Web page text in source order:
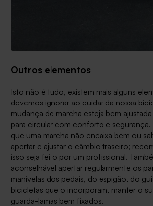
Outros elementos
Isto não é tudo, existem mais alguns
devemos ignorar ao cuidar da nossa
mudança de marcha esteja bem
para circular com conforto e segurança.
que uma marcha não encaixa bem ou
apertar e ajustar o câmbio traseiro;
isso seja feito por um profissional.
aconselhável apertar regularmente os
manivelas dos pedais, do espigão, do
bicicletas que o incorporam, manter o
guarda-lamas bem fixados.